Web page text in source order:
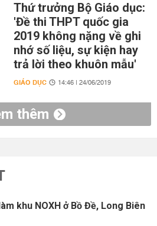
Thứ trưởng Bộ Giáo dục:
'Đề thi THPT quốc gia
2019 không nặng về ghi
nhớ số liệu, sự kiện hay
trả lời theo khuôn mẫu'
GIÁO DỤC 14:46 | 24/06/2019
thêm
khu NOXH ở Bồ Đề, Long Biên